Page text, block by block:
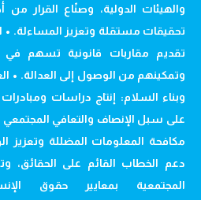
والهيئات الدولية، وصنّاع القرار من
تحقيقات مستقلة وتعزيز المساءلة. •
تقديم مقاربات قانونية تسهم في
وتمكينهم من الوصول إلى العدالة. •
وبناء السلام: إنتاج دراسات
على سبل الإنصاف والتعافي المجتمعي
مكافحة المعلومات المضللة وتعزيز
دعم الخطاب القائم على الحقائق،
المجتمعية بمعايير حقوق